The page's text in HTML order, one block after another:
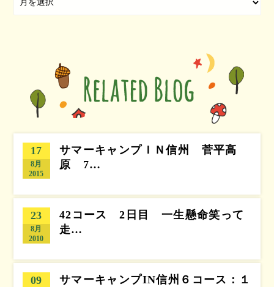
17
8月
2015
サマーキャンプＩＮ信州 菅平高
原 7…
23
8月
2010
42コース 2日目 一生懸命笑って
走…
09
サマーキャンプIN信州６コース：１